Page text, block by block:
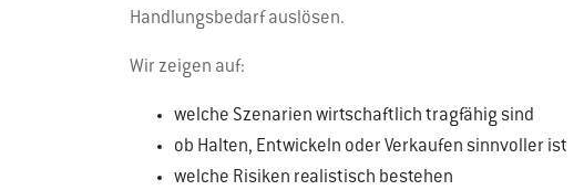
Handlungsbedarf auslösen.
Wir zeigen auf:
welche Szenarien wirtschaftlich tragfähig sind
ob Halten, Entwickeln oder Verkaufen sinnvoller ist
welche Risiken realistisch bestehen